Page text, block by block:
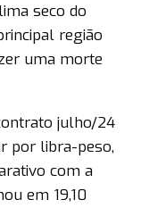
seco do
região
uma morte
julho/24
por libra-peso,
com a
em 19,10